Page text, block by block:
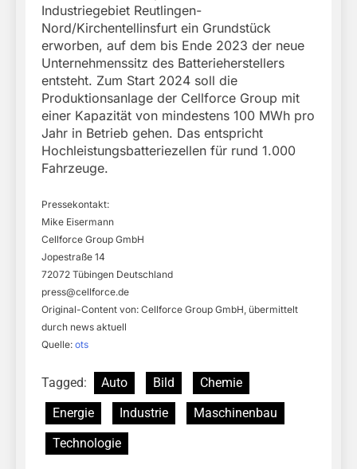
Industriegebiet Reutlingen-
Nord/Kirchentellinsfurt ein Grundstück
erworben, auf dem bis Ende 2023 der neue
Unternehmenssitz des Batterieherstellers
entsteht. Zum Start 2024 soll die
Produktionsanlage der Cellforce Group mit
einer Kapazität von mindestens 100 MWh pro
Jahr in Betrieb gehen. Das entspricht
Hochleistungsbatteriezellen für rund 1.000
Fahrzeuge.
Pressekontakt:
Mike Eisermann
Cellforce Group GmbH
Jopestraße 14
72072 Tübingen Deutschland
press@cellforce.de
Original-Content von: Cellforce Group GmbH, übermittelt
durch news aktuell
Quelle: ots
Tagged: Auto Bild
Chemie
Energie
Industrie
Maschinenbau
Technologie